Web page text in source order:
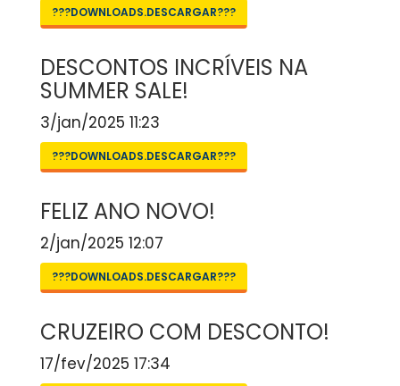
???DOWNLOADS.DESCARGAR???
DESCONTOS INCRÍVEIS NA
SUMMER SALE!
3/jan/2025 11:23
???DOWNLOADS.DESCARGAR???
FELIZ ANO NOVO!
2/jan/2025 12:07
???DOWNLOADS.DESCARGAR???
CRUZEIRO COM DESCONTO!
17/fev/2025 17:34